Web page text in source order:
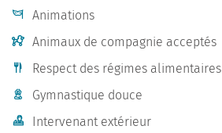
Animations
Animaux de compagnie acceptés
Respect des régimes alimentaires
Gymnastique douce
Intervenant extérieur